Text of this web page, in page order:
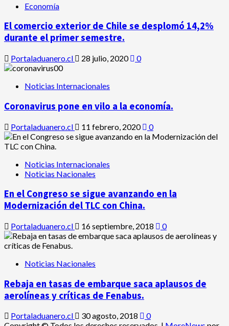
Economía
El comercio exterior de Chile se desplomó 14,2%
durante el primer semestre.
Portaladuanero.cl 28 julio, 2020 0
Noticias Internacionales
Coronavirus pone en vilo a la economía.
Portaladuanero.cl 11 febrero, 2020 0
Noticias Internacionales
Noticias Nacionales
En el Congreso se sigue avanzando en la
Modernización del TLC con China.
Portaladuanero.cl 16 septiembre, 2018 0
Noticias Nacionales
Rebaja en tasas de embarque saca aplausos de
aerolíneas y críticas de Fenabus.
Portaladuanero.cl 30 agosto, 2018
0